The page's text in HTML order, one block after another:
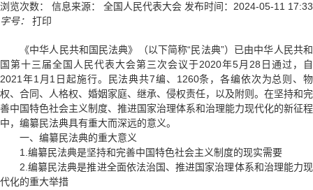
浏览次数： 信息来源： 全国人民代表大会 发布时间：2024-05-11 17:33
字号：
打印
《中华人民共和国民法典》
（以下简称“民法典”）已由中华人民共和
国第十三届全国人民代表大会第三次会议于2020年5月28日通过，自
2021年1月1日起施行。民法典共7编、1260条，各编依次为总则、物
权、合同、人格权、婚姻家庭、继承、侵权责任，以及附则。在坚持和完
善中国特色社会主义制度、推进国家治理体系和治理能力现代化的新征程
中，编纂民法典具有重大而深远的意义。
一、编纂民法典的重大意义
1.编纂民法典是坚持和完善中国特色社会主义制度的现实需要
2.编纂民法典是推进全面依法治国、推进国家治理体系和治理能力现
代化的重大举措